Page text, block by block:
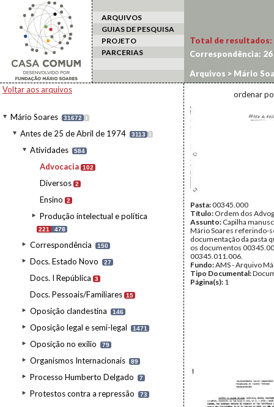
ARQUIVOS
GUIAS DE PESQUISA
PROJETO
PARCERIAS
Voltar aos arquivos
Mário Soares 31672 I
Antes de 25 de Abril de 1974 3113 I
Atividades 584
Advocacia 102
Diversos 2
Ensino 2
Produção intelectual e política
221 478
Correspondência 150
Docs. Estado Novo 27
Docs. I República 3
Docs. Pessoais/Familiares 15
Oposição clandestina 146
Oposição legal e semi-legal 1471
Oposição no exílio 79
Organismos Internacionais 89
Processo Humberto Delgado 7
Protestos contra a repressão 73
Total de resultados:
Correspondência: 26
Arquivos > Mário
ordenar
Pasta:00345.000
Título: Ordem dos
Assunto: Capilha
Mário Soares referindo-
documentação da pasta
os documentos
00345.011.006.
Fundo:AMS - Arquivo
Tipo Documental:
Página(s): 1